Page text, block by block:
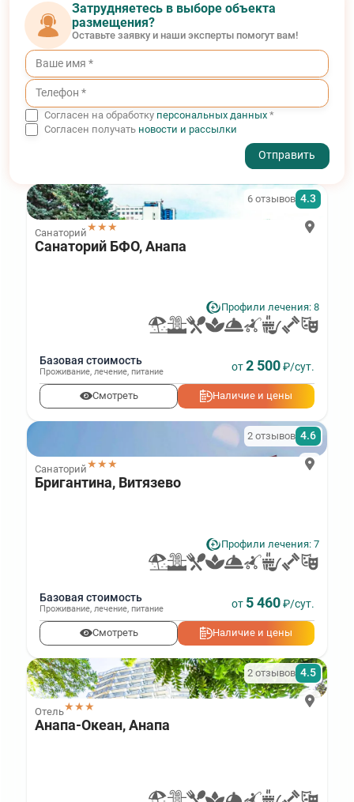
Затрудняетесь в выборе объекта
размещения?
Оставьте заявку и наши эксперты помогут вам!
Согласен на обработку персональных данных*
Согласен получать новости и рассылки
Санаторий★★★
6 отзывов 4.3
Санаторий БФО, Анапа
Профили лечения: 8
Базовая стоимость
Проживание, лечение, питание от2 500₽/сут.
Смотреть Наличие и цены
Санаторий★★★
2 отзывов 4.6
Бригантина, Витязево
Профили лечения: 7
Базовая стоимость
Проживание, лечение, питание от 5 460₽/сут.
Смотреть Наличие и цены
Отель★★★
2 отзывов 4.5
Анапа-Океан, Анапа